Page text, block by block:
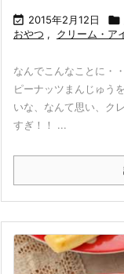
 2015年2月12日 
おやつ , クリーム・ア
なんでこんなことに・
ピーナッツまんじゅう
いな、なんて思い、ク
すぎ！！ ...